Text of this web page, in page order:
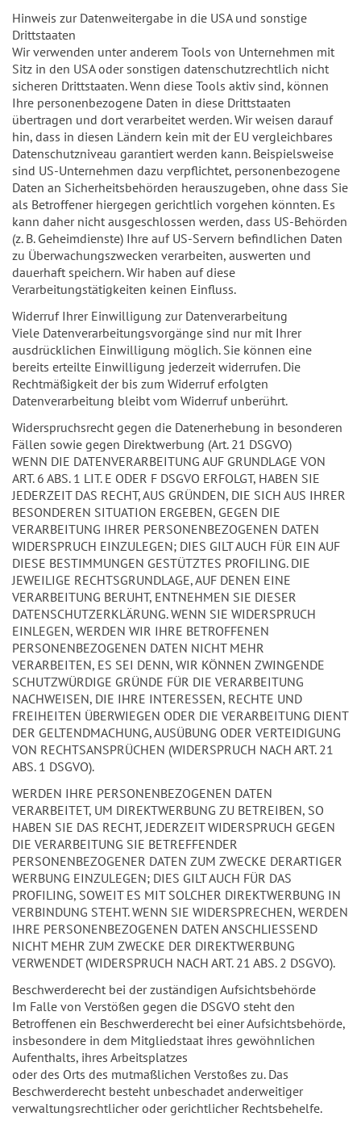
Hinweis zur Datenweitergabe in die USA und sonstige
Drittstaaten
Wir verwenden unter anderem Tools von Unternehmen mit
Sitz in den USA oder sonstigen datenschutzrechtlich nicht
sicheren Drittstaaten. Wenn diese Tools aktiv sind, können
Ihre personenbezogene Daten in diese Drittstaaten
übertragen und dort verarbeitet werden. Wir weisen darauf
hin, dass in diesen Ländern kein mit der EU vergleichbares
Datenschutzniveau garantiert werden kann. Beispielsweise
sind US-Unternehmen dazu verpflichtet, personenbezogene
Daten an Sicherheitsbehörden herauszugeben, ohne dass Sie
als Betroffener hiergegen gerichtlich vorgehen könnten. Es
kann daher nicht ausgeschlossen werden, dass US-Behörden
(z. B. Geheimdienste) Ihre auf US-Servern befindlichen Daten
zu Überwachungszwecken verarbeiten, auswerten und
dauerhaft speichern. Wir haben auf diese
Verarbeitungstätigkeiten keinen Einfluss.
Widerruf Ihrer Einwilligung zur Datenverarbeitung
Viele Datenverarbeitungsvorgänge sind nur mit Ihrer
ausdrücklichen Einwilligung möglich. Sie können eine
bereits erteilte Einwilligung jederzeit widerrufen. Die
Rechtmäßigkeit der bis zum Widerruf erfolgten
Datenverarbeitung bleibt vom Widerruf unberührt.
Widerspruchsrecht gegen die Datenerhebung in besonderen
Fällen sowie gegen Direktwerbung (Art. 21 DSGVO)
WENN DIE DATENVERARBEITUNG AUF GRUNDLAGE VON
ART. 6 ABS. 1 LIT. E ODER F DSGVO ERFOLGT, HABEN SIE
JEDERZEIT DAS RECHT, AUS GRÜNDEN, DIE SICH AUS IHRER
BESONDEREN SITUATION ERGEBEN, GEGEN DIE
VERARBEITUNG IHRER PERSONENBEZOGENEN DATEN
WIDERSPRUCH EINZULEGEN; DIES GILT AUCH FÜR EIN AUF
DIESE BESTIMMUNGEN GESTÜTZTES PROFILING. DIE
JEWEILIGE RECHTSGRUNDLAGE, AUF DENEN EINE
VERARBEITUNG BERUHT, ENTNEHMEN SIE DIESER
DATENSCHUTZERKLÄRUNG. WENN SIE WIDERSPRUCH
EINLEGEN, WERDEN WIR IHRE BETROFFENEN
PERSONENBEZOGENEN DATEN NICHT MEHR
VERARBEITEN, ES SEI DENN, WIR KÖNNEN ZWINGENDE
SCHUTZWÜRDIGE GRÜNDE FÜR DIE VERARBEITUNG
NACHWEISEN, DIE IHRE INTERESSEN, RECHTE UND
FREIHEITEN ÜBERWIEGEN ODER DIE VERARBEITUNG DIENT
DER GELTENDMACHUNG, AUSÜBUNG ODER VERTEIDIGUNG
VON RECHTSANSPRÜCHEN (WIDERSPRUCH NACH ART. 21
ABS. 1 DSGVO).
WERDEN IHRE PERSONENBEZOGENEN DATEN
VERARBEITET, UM DIREKTWERBUNG ZU BETREIBEN, SO
HABEN SIE DAS RECHT, JEDERZEIT WIDERSPRUCH GEGEN
DIE VERARBEITUNG SIE BETREFFENDER
PERSONENBEZOGENER DATEN ZUM ZWECKE DERARTIGER
WERBUNG EINZULEGEN; DIES GILT AUCH FÜR DAS
PROFILING, SOWEIT ES MIT SOLCHER DIREKTWERBUNG IN
VERBINDUNG STEHT. WENN SIE WIDERSPRECHEN, WERDEN
IHRE PERSONENBEZOGENEN DATEN ANSCHLIESSEND
NICHT MEHR ZUM ZWECKE DER DIREKTWERBUNG
VERWENDET (WIDERSPRUCH NACH ART. 21 ABS. 2 DSGVO).
Beschwerderecht bei der zuständigen Aufsichtsbehörde
Im Falle von Verstößen gegen die DSGVO steht den
Betroffenen ein Beschwerderecht bei einer Aufsichtsbehörde,
insbesondere in dem Mitgliedstaat ihres gewöhnlichen
Aufenthalts, ihres Arbeitsplatzes
oder des Orts des mutmaßlichen Verstoßes zu. Das
Beschwerderecht besteht unbeschadet anderweitiger
verwaltungsrechtlicher oder gerichtlicher Rechtsbehelfe.